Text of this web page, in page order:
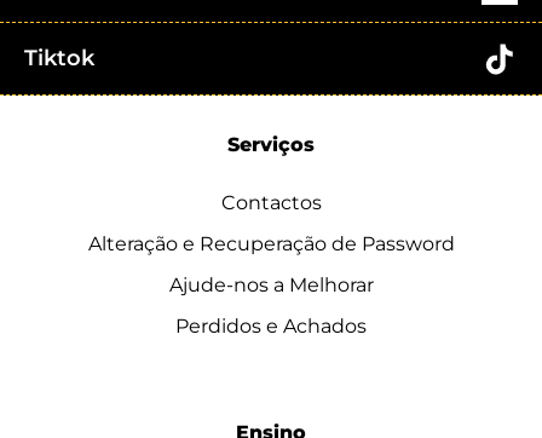
Tiktok
Serviços
Contactos
Alteração e Recuperação de Password
Ajude-nos a Melhorar
Perdidos e Achados
Ensino